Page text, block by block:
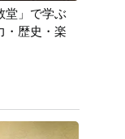
堂」で学ぶ
・歴史・楽